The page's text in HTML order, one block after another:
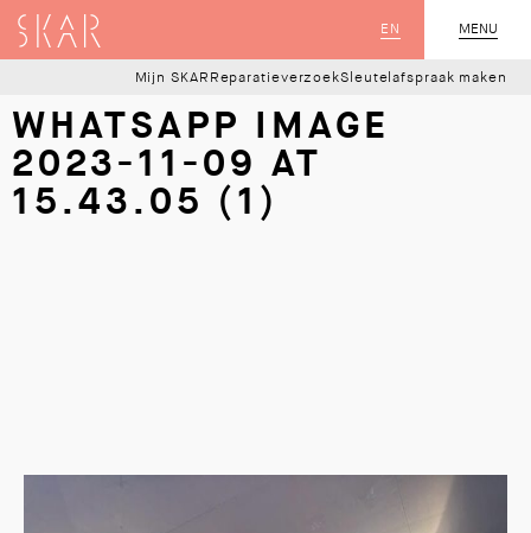
MENU
SLUIT
EN
SKAR
Mijn SKAR ReparatieverzoekSleutelafspraak maken
WHATSAPP IMAGE
2023-11-09 AT
15.43.05 (1)